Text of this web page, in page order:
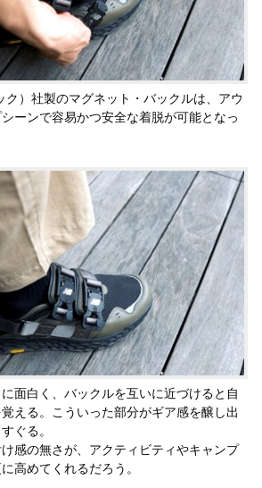
ク）社製のマグネット・バックルは、アウ
ーンで容易かつ安全な着脱が可能となっ
面白く、バックルを互いに近づけると自
える。こういった部分がギア感を醸し出
ぐる。
感の無さが、アクティビティやキャンプ
高めてくれるだろう。